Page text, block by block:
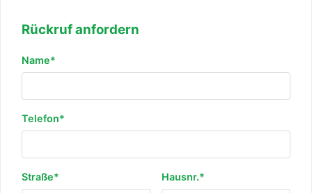
Rückruf anfordern
Name*
Telefon*
Straße* Hausnr.*